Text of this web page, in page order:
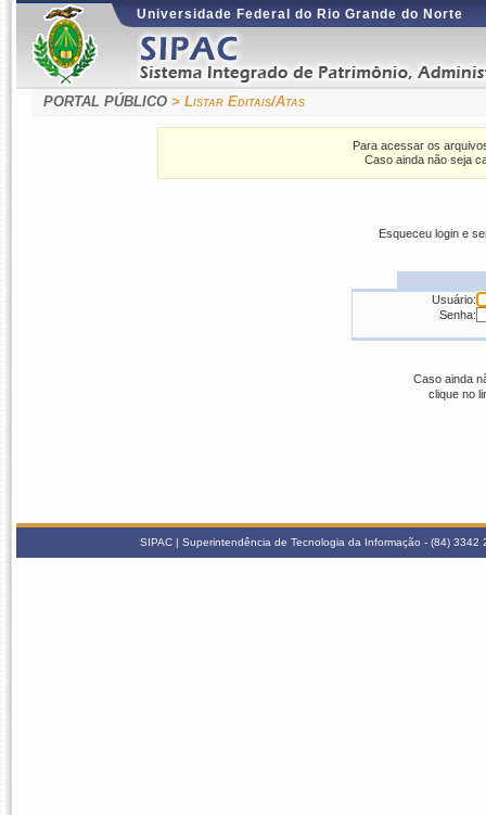
Universidade Federal do Rio Grande do Norte
PORTAL PÚBLICO > Listar Editais/Atas
Para acessar os
Caso ainda não seja
Esqueceu login e
Usuário:
Senha:
Caso ainda
clique no
SIPAC | Superintendência de Tecnologia da Informação - (84)